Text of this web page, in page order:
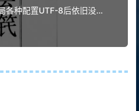
各种配置UTF-8后依旧没作